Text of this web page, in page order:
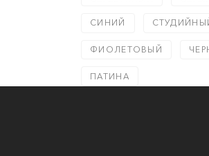
СИНИЙ
ФИОЛЕТОВЫЙ
ПАТИНА